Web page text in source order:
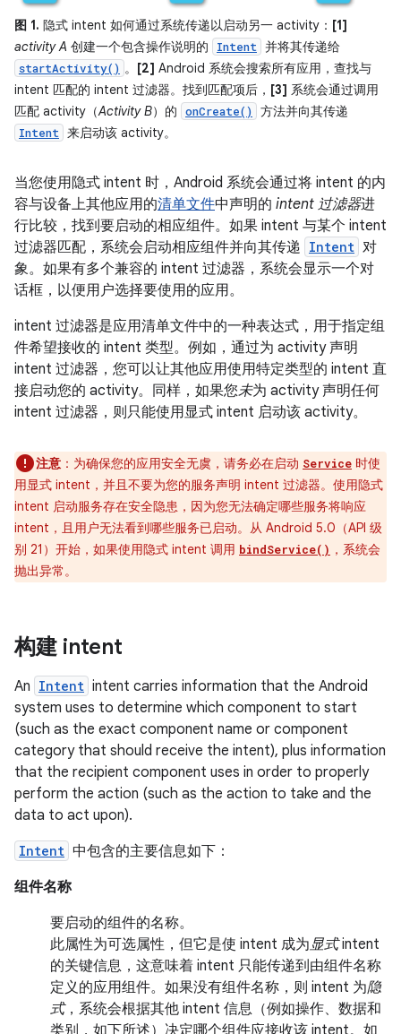
图 1. 隐式 intent 如何通过系统传递以启动另一 activity： [1]
activity A 创建一个包含操作说明的 Intent 并将其传递给
startActivity() 。 [2] Android 系统会搜索所有应用，查找与
intent 匹配的 intent 过滤器。找到匹配项后， [3] 系统会通过调用
匹配 activity（Activity B）的 onCreate() 方法并向其传递
Intent 来启动该 activity。
当您使用隐式 intent 时，Android 系统会通过将 intent 的内
容与设备上其他应用的清单文件中声明的 intent 过滤器进
行比较，找到要启动的相应组件。如果 intent 与某个 intent
过滤器匹配，系统会启动相应组件并向其传递 Intent 对
象。如果有多个兼容的 intent 过滤器，系统会显示一个对
话框，以便用户选择要使用的应用。
intent 过滤器是应用清单文件中的一种表达式，用于指定组
件希望接收的 intent 类型。例如，通过为 activity 声明
intent 过滤器，您可以让其他应用使用特定类型的 intent 直
接启动您的 activity。同样，如果您未为 activity 声明任何
intent 过滤器，则只能使用显式 intent 启动该 activity。
注意 ：为确保您的应用安全无虞，请务必在启动 Service 时使
用显式 intent，并且不要为您的服务声明 intent 过滤器。使用隐式
intent 启动服务存在安全隐患，因为您无法确定哪些服务将响应
intent，且用户无法看到哪些服务已启动。从 Android 5.0（API 级
别 21）开始，如果使用隐式 intent 调用 bindService() ，系统会
抛出异常。
构建 intent
An Intent intent carries information that the Android
system uses to determine which component to start
(such as the exact component name or component
category that should receive the intent), plus information
that the recipient component uses in order to properly
perform the action (such as the action to take and the
data to act upon).
Intent 中包含的主要信息如下：
组件名称
要启动的组件的名称。
此属性为可选属性，但它是使 intent 成为显式intent
的关键信息，这意味着 intent 只能传递到由组件名称
定义的应用组件。如果没有组件名称，则 intent 为隐
式，系统会根据其他 intent 信息（例如操作、数据和
类别，如下所述）决定哪个组件应接收该 intent。如